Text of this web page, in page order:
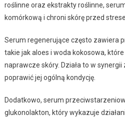
roślinne oraz ekstrakty roślinne,
komórkową i chroni skórę przed
Serum regenerujące często zawiera
takie jak aloes i woda kokosowa,
naprawcze skóry. Działa to w
poprawić jej ogólną kondycję.
Dodatkowo, serum
glukonolakton, który wykazuje